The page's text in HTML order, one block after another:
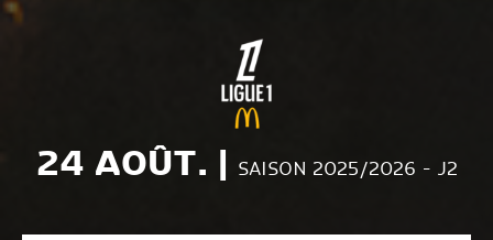
24 AOÛT. | SAISON 2025/2026 - J2